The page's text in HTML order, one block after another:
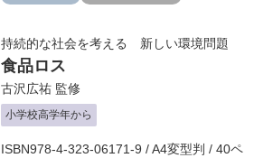
持続的な社会を考える 新しい環境問題
食品ロス
古沢広祐 監修
小学校高学年から
ISBN978-4-323-06171-9 / A4変型判 / 40ペ